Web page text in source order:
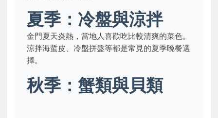
夏季：冷盤與涼拌
金門夏天炎熱，當地人喜歡吃比較清爽的菜色。
涼拌海蜇皮、冷盤拼盤等都是常見的夏季晚餐選
擇。
秋季：蟹類與貝類